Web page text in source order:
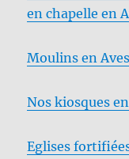
en chapelle en
Moulins en
Nos kiosques
Eglises